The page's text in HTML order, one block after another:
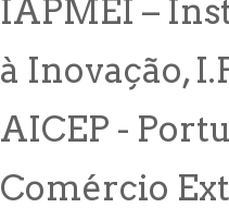
IAPMEI –
à Inovação,
AICEP -
Comércio